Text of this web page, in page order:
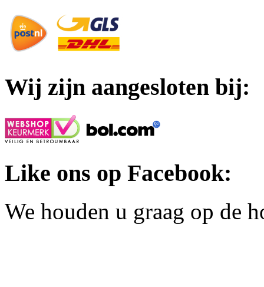
Wij zijn aangesloten bij:
Like ons op Facebook:
We houden u graag op de